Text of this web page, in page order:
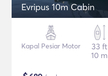
Evripus 10m Cabin
Kapal Pesiar Motor
33 ft
10 m